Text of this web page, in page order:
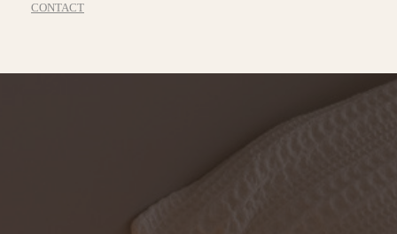
CONTACT